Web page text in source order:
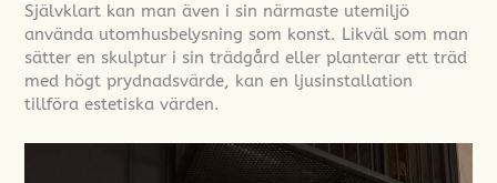
Självklart kan man även i sin närmaste utemiljö
använda utomhusbelysning som konst. Likväl som man
sätter en skulptur i sin trädgård eller planterar ett träd
med högt prydnadsvärde, kan en ljusinstallation
tillföra estetiska värden.